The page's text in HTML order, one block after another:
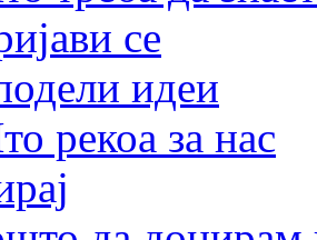
се
идеи
рекоа за нас